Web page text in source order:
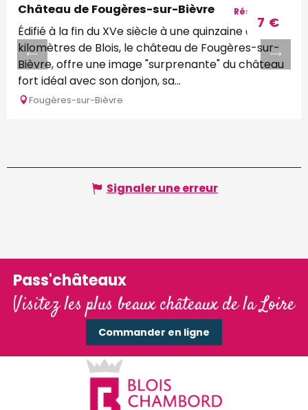
7 €
Château de Fougères-sur-Bièvre
Édifié à la fin du XVe siècle à une quinzaine de
kilomètres de Blois, le château de Fougères-sur-
Bièvre, offre une image "surprenante" du château
fort idéal avec son donjon, sa...
Fougères-sur-Bièvre
Réservable
Signaler une erreur
Pass'châteaux
Visitez les plus beaux châteaux de la Loire
Commander en ligne